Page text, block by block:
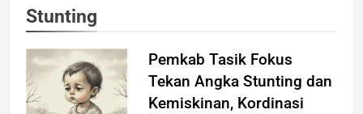
Stunting
Pemkab Tasik Fokus
Tekan Angka Stunting dan
Kemiskinan, Kordinasi